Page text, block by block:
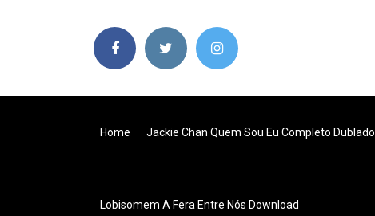
Home Jackie Chan Quem Sou Eu Completo Dublado
Lobisomem A Fera Entre Nós Download